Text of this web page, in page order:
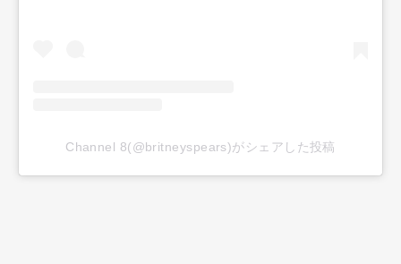
Channel 8(@britneyspears)がシェアした投稿